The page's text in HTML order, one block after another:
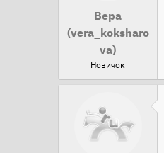
Вера
(vera_koksharo
va)
Новичок